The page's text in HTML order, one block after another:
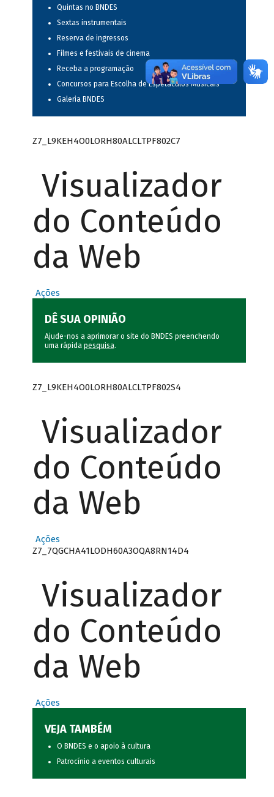
Quintas no BNDES
Sextas instrumentais
Reserva de ingressos
Filmes e festivais de cinema
Receba a programação
Concursos para Escolha de Espetáculos Musicais
Galeria BNDES
Z7_L9KEH4O0LORH80ALCLTPF802C7
Visualizador
do Conteúdo
da Web
Ações
DÊ SUA OPINIÃO
Ajude-nos a aprimorar o site do BNDES preenchendo
uma rápida pesquisa.
Z7_L9KEH4O0LORH80ALCLTPF802S4
Visualizador
do Conteúdo
da Web
Ações
Z7_7QGCHA41LODH60A3OQA8RN14D4
Visualizador
do Conteúdo
da Web
Ações
VEJA TAMBÉM
O BNDES e o apoio à cultura
Patrocínio a eventos culturais